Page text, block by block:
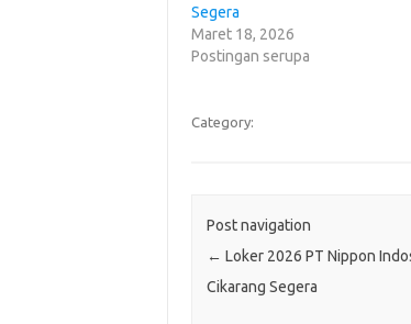
Segera
Maret 18, 2026
Postingan serupa
Category:
Post navigation
← Loker 2026 PT Nippon
Cikarang Segera